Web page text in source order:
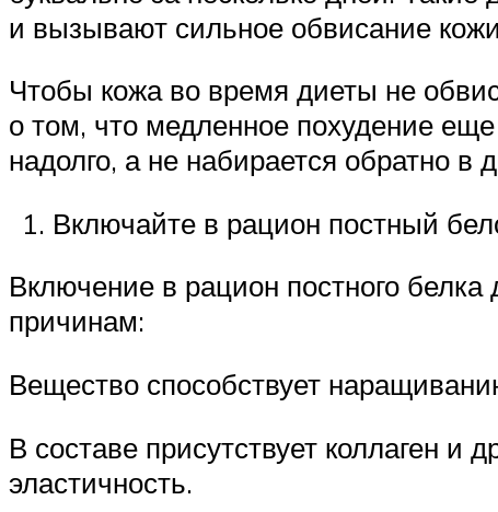
и вызывают сильное обвисание
Чтобы кожа во время диеты не
о том, что медленное похудение
надолго, а не набирается обратно
Включайте в рацион постный
Включение в рацион постного
причинам:
Вещество способствует
В составе присутствует коллаген и
эластичность.